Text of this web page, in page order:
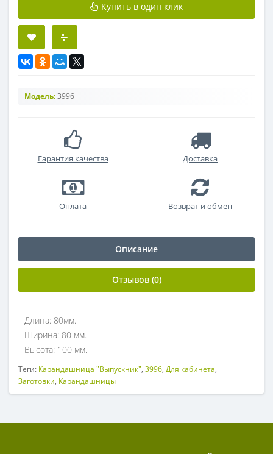
Купить в один клик
Модель:3996
Гарантия качества Доставка
Оплата Возврат и обмен
Описание
Отзывов (0)
Длина: 80мм.
Ширина: 80 мм.
Высота: 100 мм.
Теги: Карандашница "Выпускник", 3996, Для кабинета,
Заготовки, Карандашницы